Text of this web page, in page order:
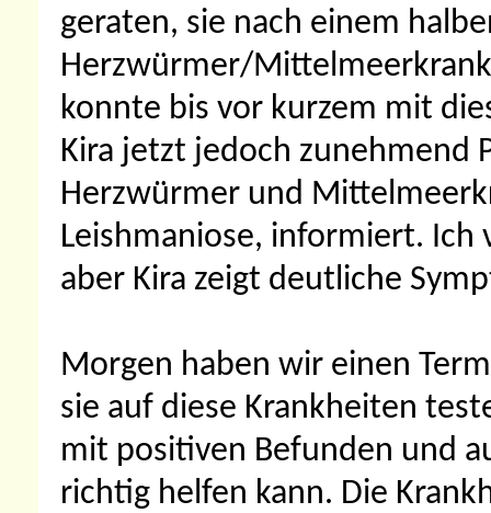
geraten, sie nach einem
Herzwürmer/
konnte bis vor kurzem mit
Kira jetzt jedoch zunehmend
Herzwürmer und
Leishmaniose, informiert. Ich
aber Kira zeigt deutliche
Morgen haben wir einen
sie auf diese Krankheiten
mit positiven Befunden und
richtig helfen kann. Die